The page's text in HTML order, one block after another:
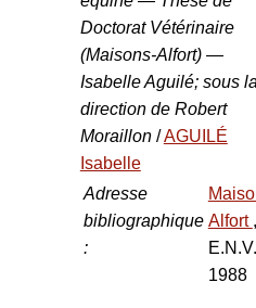
Doctorat Vétérinaire
(Maisons-Alfort) —
Isabelle Aguilé; sous
direction de Robert
Moraillon /AGUILÉ
Isabelle
Adresse
bibliographique
:
Alfort ,
1988